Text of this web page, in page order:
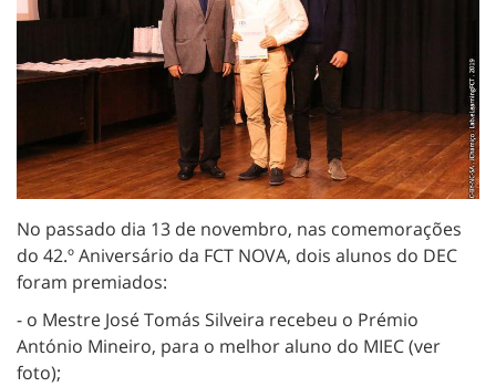
No passado dia 13 de novembro, nas comemorações
do 42.º Aniversário da FCT NOVA, dois alunos do DEC
foram premiados:
- o Mestre José Tomás Silveira recebeu o Prémio
António Mineiro, para o melhor aluno do MIEC (ver
foto);